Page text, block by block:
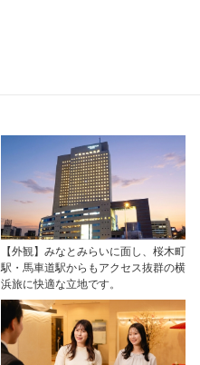
【外観】みなとみらいに面し、桜木町
駅・馬車道駅からもアクセス抜群の横
浜旅に快適な立地です。